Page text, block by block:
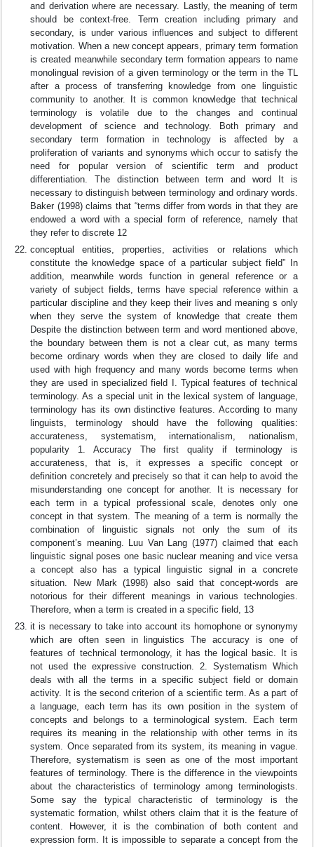
and derivation where are necessary. Lastly, the meaning of term
should be context-free. Term creation including primary and
secondary, is under various influences and subject to different
motivation. When a new concept appears, primary term formation
is created meanwhile secondary term formation appears to name
monolingual revision of a given terminology or the term in the TL
after a process of transferring knowledge from one linguistic
community to another. It is common knowledge that technical
terminology is volatile due to the changes and continual
development of science and technology. Both primary and
secondary term formation in technology is affected by a
proliferation of variants and synonyms which occur to satisfy the
need for popular version of scientific term and product
differentiation. The distinction between term and word It is
necessary to distinguish between terminology and ordinary words.
Baker (1998) claims that “terms differ from words in that they are
endowed a word with a special form of reference, namely that
they refer to discrete 12
conceptual entities, properties, activities or relations which
constitute the knowledge space of a particular subject field” In
addition, meanwhile words function in general reference or a
variety of subject fields, terms have special reference within a
particular discipline and they keep their lives and meaning s only
when they serve the system of knowledge that create them
Despite the distinction between term and word mentioned above,
the boundary between them is not a clear cut, as many terms
become ordinary words when they are closed to daily life and
used with high frequency and many words become terms when
they are used in specialized field I. Typical features of technical
terminology. As a special unit in the lexical system of language,
terminology has its own distinctive features. According to many
linguists, terminology should have the following qualities:
accurateness, systematism, internationalism, nationalism,
popularity 1. Accuracy The first quality if terminology is
accurateness, that is, it expresses a specific concept or
definition concretely and precisely so that it can help to avoid the
misunderstanding one concept for another. It is necessary for
each term in a typical professional scale, denotes only one
concept in that system. The meaning of a term is normally the
combination of linguistic signals not only the sum of its
component’s meaning. Luu Van Lang (1977) claimed that each
linguistic signal poses one basic nuclear meaning and vice versa
a concept also has a typical linguistic signal in a concrete
situation. New Mark (1998) also said that concept-words are
notorious for their different meanings in various technologies.
Therefore, when a term is created in a specific field, 13
it is necessary to take into account its homophone or synonymy
which are often seen in linguistics The accuracy is one of
features of technical termonology, it has the logical basic. It is
not used the expressive construction. 2. Systematism Which
deals with all the terms in a specific subject field or domain
activity. It is the second criterion of a scientific term. As a part of
a language, each term has its own position in the system of
concepts and belongs to a terminological system. Each term
requires its meaning in the relationship with other terms in its
system. Once separated from its system, its meaning in vague.
Therefore, systematism is seen as one of the most important
features of terminology. There is the difference in the viewpoints
about the characteristics of terminology among terminologists.
Some say the typical characteristic of terminology is the
systematic formation, whilst others claim that it is the feature of
content. However, it is the combination of both content and
expression form. It is impossible to separate a concept from the